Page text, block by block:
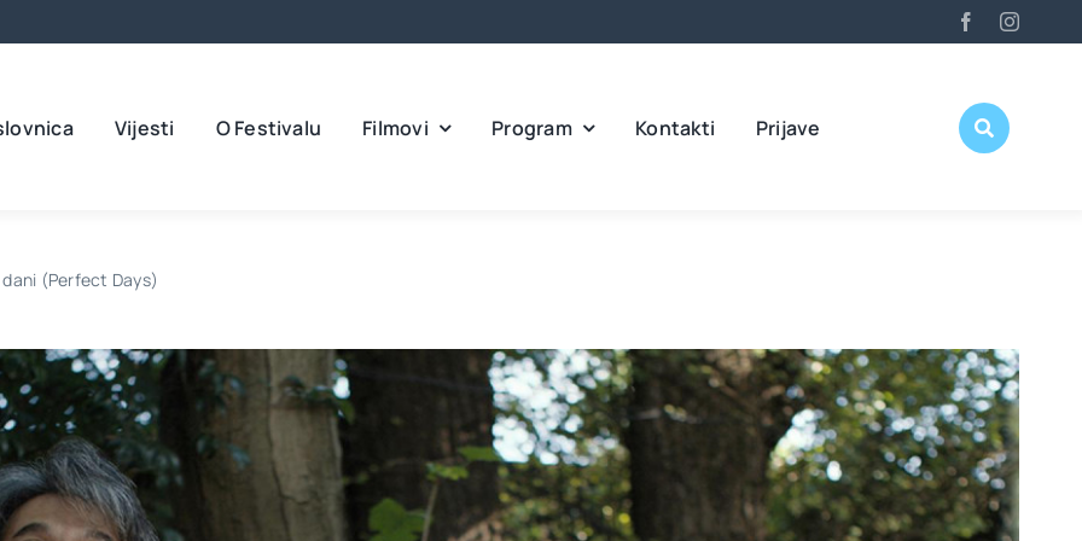
Vijesti O Festivalu Filmovi Program Kontakti Prijave
(Perfect Days)